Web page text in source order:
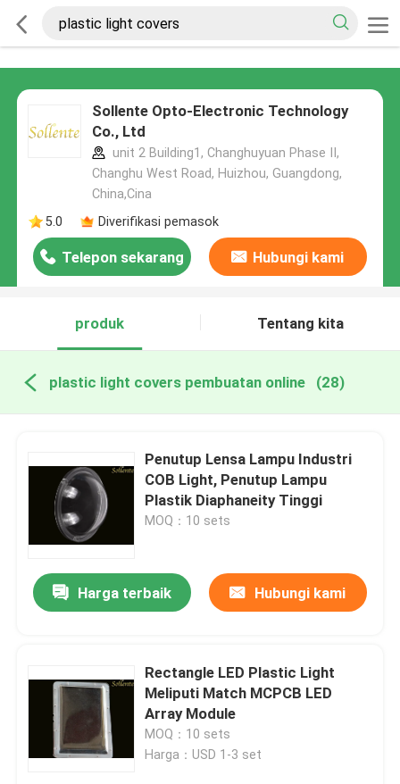
Sollente Opto-Electronic Technology
Co., Ltd
unit 2 Building1, Changhuyuan Phase II,
Changhu West Road, Huizhou, Guangdong,
China,Cina
5.0
Diverifikasi pemasok
Telepon sekarang Hubungi kami
produk Tentang kita
plastic light covers pembuatan online (28)
Penutup Lensa Lampu Industri
COB Light, Penutup Lampu
Plastik Diaphaneity Tinggi
MOQ：10 sets
Harga terbaik Hubungi kami
Rectangle LED Plastic Light
Meliputi Match MCPCB LED
Array Module
MOQ：10 sets
Harga：USD 1-3 set